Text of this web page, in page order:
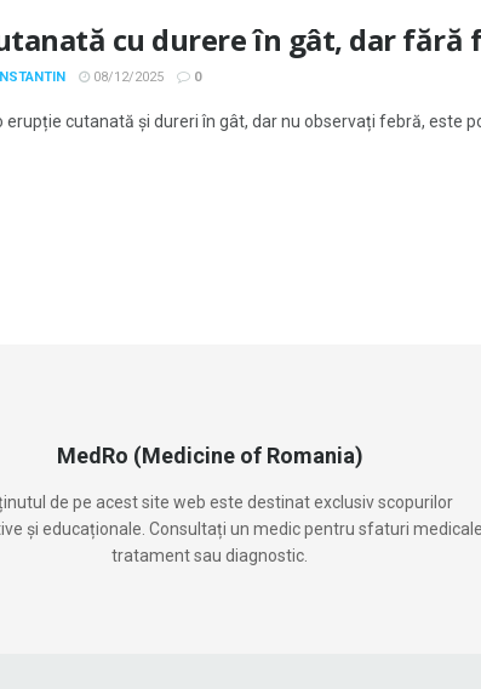
cu durere în gât, dar fără
08/12/2025 0
erupție cutanată și dureri în gât, dar nu observați febră, este
MedRo (Medicine of Romania)
de pe acest site web este destinat exclusiv scopurilor
și educaționale. Consultați un medic pentru sfaturi
tratament sau diagnostic.